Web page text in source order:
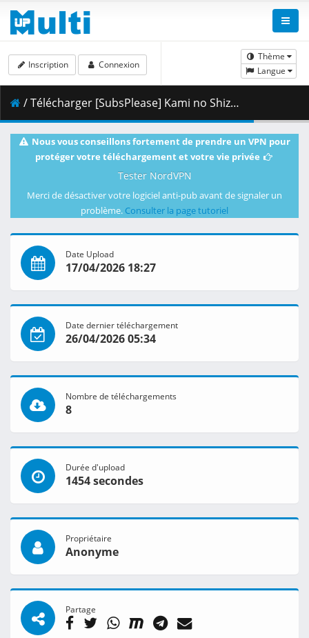
Thème
Langue
Inscription Connexion
/ Télécharger [SubsPlease] Kami no Shizuku - 02 (1080p) [D3440565].mkv.002 ( 462.24 MB )
Nous vous conseillons fortement de prendre un VPN pour
protéger votre téléchargement et votre vie privée
Tester NordVPN
Merci de désactiver votre logiciel anti-pub avant de signaler un
problème. Consulter la page tutoriel
Date Upload
17/04/2026 18:27
Date dernier téléchargement
26/04/2026 05:34
Nombre de téléchargements
8
Durée d'upload
1454 secondes
Propriétaire
Anonyme
Partage